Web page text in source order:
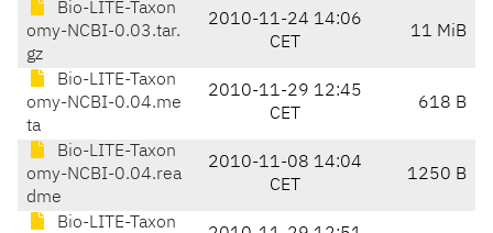
Bio-LITE-Taxon
omy-NCBI-0.03.tar.
gz
2010-11-24 14:06
CET
11 MiB
Bio-LITE-Taxon
omy-NCBI-0.04.me
ta
2010-11-29 12:45
CET
618 B
Bio-LITE-Taxon
omy-NCBI-0.04.rea
dme
2010-11-08 14:04
CET
1250 B
Bio-LITE-Taxon